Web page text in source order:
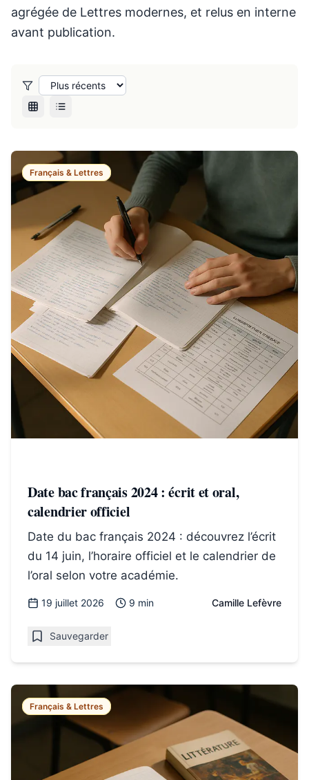
agrégée de Lettres modernes, et relus en interne
avant publication.
Français & Lettres
Date bac français 2024 : écrit et oral,
calendrier officiel
Date du bac français 2024 : découvrez l’écrit
du 14 juin, l’horaire officiel et le calendrier de
l’oral selon votre académie.
19 juillet 2026 9 min Camille Lefèvre
Sauvegarder
Français & Lettres